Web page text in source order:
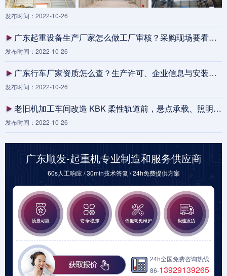
发布时间：2022-10-26
广东起重设备生产厂家怎么做工厂审核？采购现场要看的8类证据
发布时间：2022-10-26
广东行车厂家资质怎么查？生产许可、企业信息与安装范围核验清单
发布时间：2022-10-26
老旧机加工车间改造 KBK 柔性轨道前，悬点承载、照明盲区和夜班检修上人路径为什么要先做边界包？
发布时间：2022-10-26
广东顺发-起重机专业制造和服务供应商
60s人工响应 / 30min技术答复 / 24h免费提供方案
24h全国免费咨询热线
86-13929139265